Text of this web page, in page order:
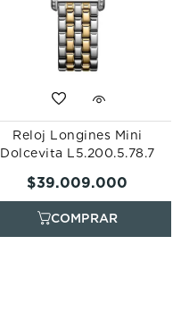
Reloj Longines Mini
Dolcevita L5.200.5.78.7
$39.009.000